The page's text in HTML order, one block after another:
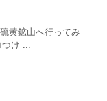
黄鉱山へ行ってみ
け ...